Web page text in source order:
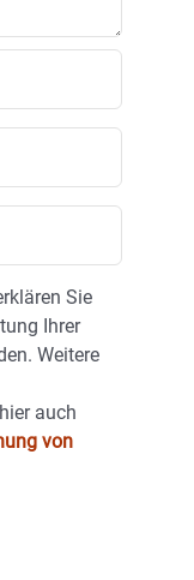
Sie
Ihrer
Weitere
auch
von